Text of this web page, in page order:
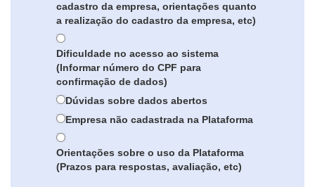
cadastro da empresa, orientações quanto
a realização do cadastro da empresa, etc)
Dificuldade no acesso ao sistema
(Informar número do CPF para
confirmação de dados)
Dúvidas sobre dados abertos
Empresa não cadastrada na Plataforma
Orientações sobre o uso da Plataforma
(Prazos para respostas, avaliação, etc)